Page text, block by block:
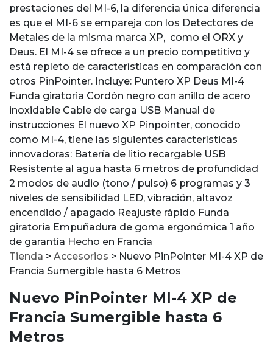
prestaciones del MI-6, la diferencia única diferencia
es que el MI-6 se empareja con los Detectores de
Metales de la misma marca XP, como el ORX y
Deus. El MI-4 se ofrece a un precio competitivo y
está repleto de características en comparación con
otros PinPointer. Incluye: Puntero XP Deus MI-4
Funda giratoria Cordón negro con anillo de acero
inoxidable Cable de carga USB Manual de
instrucciones El nuevo XP Pinpointer, conocido
como MI-4, tiene las siguientes características
innovadoras: Batería de litio recargable USB
Resistente al agua hasta 6 metros de profundidad
2 modos de audio (tono / pulso) 6 programas y 3
niveles de sensibilidad LED, vibración, altavoz
encendido / apagado Reajuste rápido Funda
giratoria Empuñadura de goma ergonómica 1 año
de garantía Hecho en Francia
Tienda > Accesorios > Nuevo PinPointer MI-4 XP de
Francia Sumergible hasta 6 Metros
Nuevo PinPointer MI-4 XP de
Francia Sumergible hasta 6
Metros